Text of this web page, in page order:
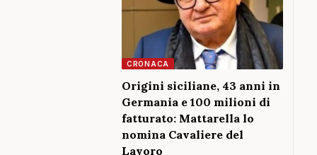
CRONACA
Origini siciliane, 43 anni in
Germania e 100 milioni di
fatturato: Mattarella lo
nomina Cavaliere del
Lavoro